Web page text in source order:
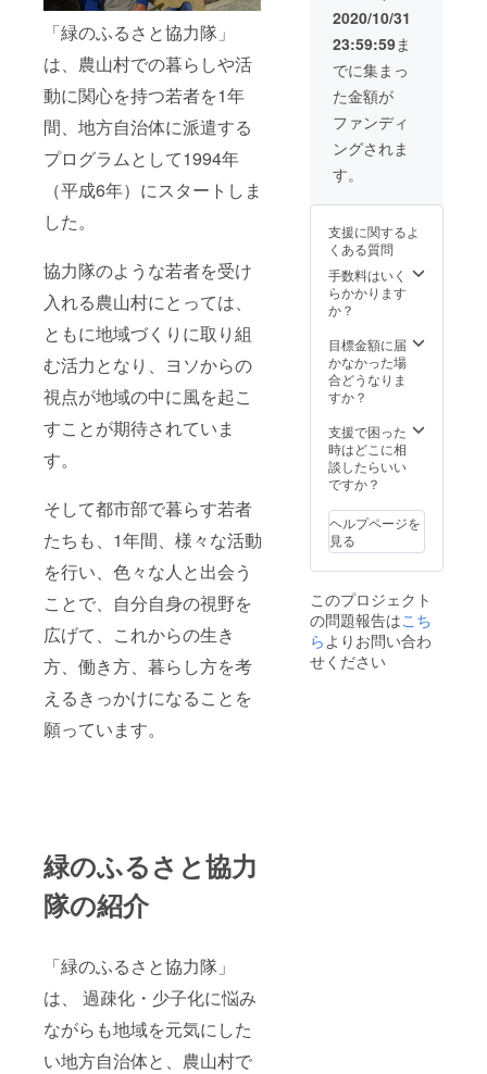
「緑のふるさと協力隊」
は、農山村での暮らしや活
動に関心を持つ若者を1年
間、地方自治体に派遣する
プログラムとして1994年
（平成6年）にスタートしま
した。
協力隊のような若者を受け
入れる農山村にとっては、
ともに地域づくりに取り組
む活力となり、ヨソからの
視点が地域の中に風を起こ
すことが期待されていま
す。
そして都市部で暮らす若者
たちも、1年間、様々な活動
を行い、色々な人と出会う
ことで、自分自身の視野を
広げて、これからの生き
方、働き方、暮らし方を考
えるきっかけになることを
願っています。
緑のふるさと協力
隊の紹介
「緑のふるさと協力隊」
は、 過疎化・少子化に悩み
ながらも地域を元気にした
い地方自治体と、農山村で
会になって
ほし
い……。そ
の思いを
『緑、人を
育む』とい
うテーマに
込めて、自
然や地域、
そして人を
結ぶつなぎ
役として活
動していま
す。
予定）
2020/10/31
23:59:59ま
でに集まっ
た金額が
ファンディ
ングされま
す。
支援に関するよ
くある質問
手数料はいく
らかかります
か？
目標金額に届
かなかった場
合どうなりま
すか？
支援で困った
時はどこに相
談したらいい
ですか？
ヘルプページを
見る
このプロジェクト
の問題報告はこち
ら よりお問い合わ
せください